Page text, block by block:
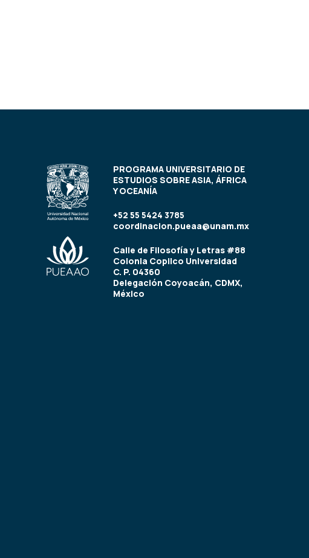
PROGRAMA UNIVERSITARIO DE
ESTUDIOS SOBRE ASIA, ÁFRICA
Y OCEANÍA
+52 55 5424 3785
coordinacion.pueaa@unam.mx
Calle de Filosofía y Letras #88
Colonia Copilco Universidad
C. P. 04360
Delegación Coyoacán, CDMX,
México